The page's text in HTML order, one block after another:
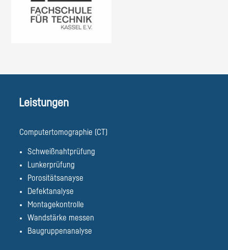
Leistungen
Computertomographie (CT)
Schweißnahtprüfung
Lunkerprüfung
Porositätsanayse
Defektanalyse
Montagekontrolle
Wandstärke messen
Baugruppenanalyse